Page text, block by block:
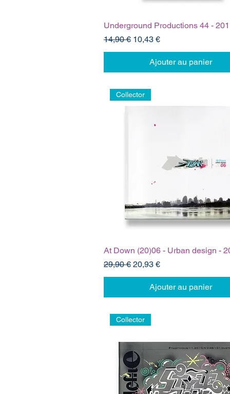
Underground Productions 44 -
Prix original
14,90 € Prix promotionnel
10,43 €
Ajouter au panier
Collector
At Down (20)06 - Urban design -
Prix original
29,90 € Prix promotionnel
20,93 €
Ajouter au panier
Collector